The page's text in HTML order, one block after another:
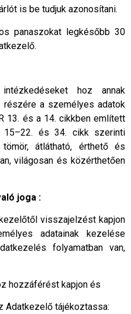
is be tudjuk azonosítani.
panaszokat legkésőbb 30
hoz annak
részére a személyes adatok
13. és a 14. cikkben említett
15–22. és 34. cikk szerinti
átlátható, érthető és
világosan és közérthetően
joga :
visszajelzést kapjon
adatainak kezelése
folyamatban van,
hozzáférést kapjon és
Adatkezelő tájékoztassa: